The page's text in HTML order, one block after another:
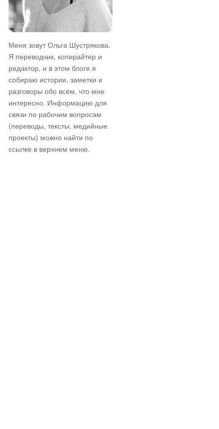
Меня зовут Ольга Шустрякова.
Я переводчик, копирайтер и
редактор, и в этом блоге я
собираю истории, заметки и
разговоры обо всём, что мне
интересно. Информацию для
связи по рабочим вопросам
(переводы, тексты, медийные
проекты) можно найти по
ссылке в верхнем меню.